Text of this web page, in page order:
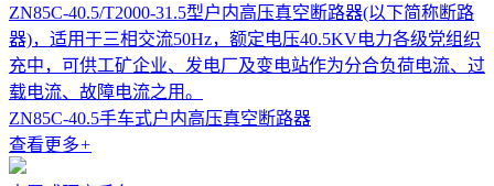
ZN85C-40.5/T2000-31.5型户内高压真空断路器(以下简称断路
器)，适用于三相交流50Hz，额定电压40.5KV电力各级党组织
充中，可供工矿企业、发电厂及变电站作为分合负荷电流、过
载电流、故障电流之用。
ZN85C-40.5手车式户内高压真空断路器
查看更多+